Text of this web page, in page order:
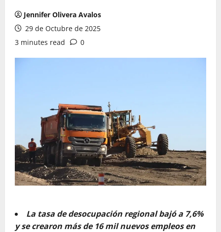
Jennifer Olivera Avalos
29 de Octubre de 2025
3 minutes read
0
La tasa de desocupación regional bajó a 7,6%
y se crearon más de 16 mil nuevos empleos en